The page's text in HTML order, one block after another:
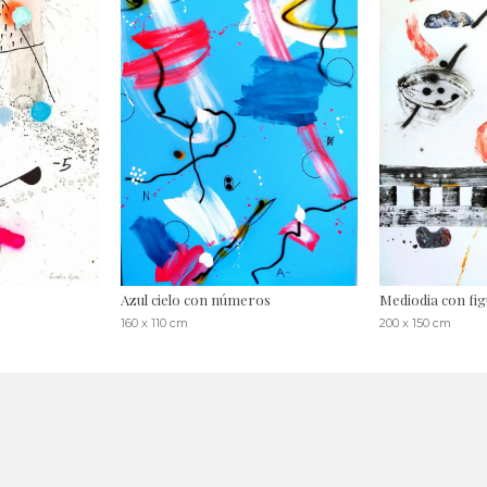
Azul cielo con números
160 x 110 cm
Mediodia con
200 x 150 cm